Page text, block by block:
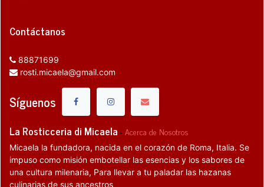
Contáctanos
88871699
rosti.micaela@gmail.com
Síguenos
La Rosticceria di Micaela -Acerca de Nosotros
Micaela la fundadora, nacida en el corazón de Roma, Italia. Se
impuso como misión embotellar las esencias y los sabores de
una cultura milenaria, Para llevar a tu paladar las hazanas
culinarias de sus ancestros